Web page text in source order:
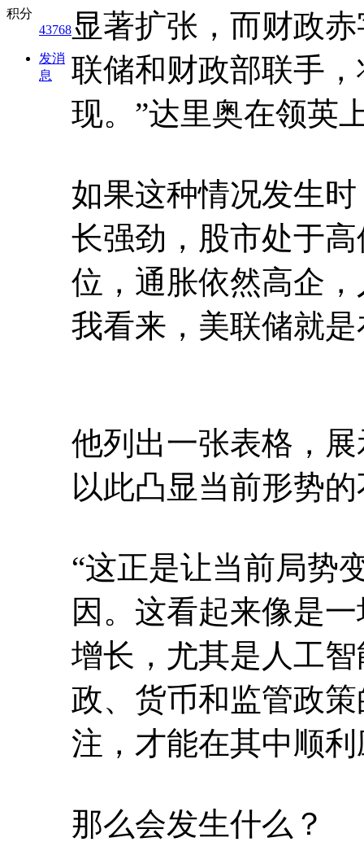
积分
43768
发消
息
显著扩张，而财政
联储和财政部联手
现。”达里奥在领英
如果这种情况发生
长强劲，股市处于
位，通胀依然高企
我看来，美联储就
他列出一张表格，
以此凸显当前形势
“这正是让当前局势
因。这看起来像是
增长，尤其是人工
政、货币和监管政
注，才能在其中顺
那么会发生什么？